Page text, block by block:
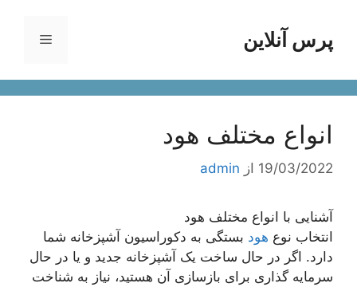
محتواپرس آنلاین فهرست
انواع مختلف هود
19/03/2022 از admin
آشنایی با انواع مختلف هود
انتخاب نوع هود بستگی به دکوراسیون آشپزخانه شما
دارد. اگر در حال ساخت یک آشپزخانه جدید و یا در حال
سرمایه گذاری برای بازسازی آن هستید، نیاز به شناخت